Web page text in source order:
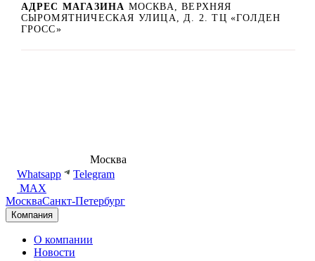
АДРЕС МАГАЗИНА МОСКВА, ВЕРХНЯЯ
СЫРОМЯТНИЧЕСКАЯ УЛИЦА, Д. 2. ТЦ «ГОЛДЕН
ГРОСС»
Москва
Whatsapp
Telegram
MAX
МоскваСанкт-Петербург
Компания
О компании
Новости